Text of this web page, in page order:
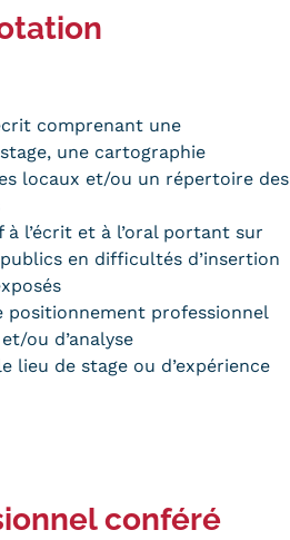
comprenant une
une cartographie
locaux et/ou un répertoire des
l’écrit et à l’oral portant sur
en difficultés d’insertion
positionnement professionnel
ou d’analyse
lieu de stage ou d’expérience
conféré